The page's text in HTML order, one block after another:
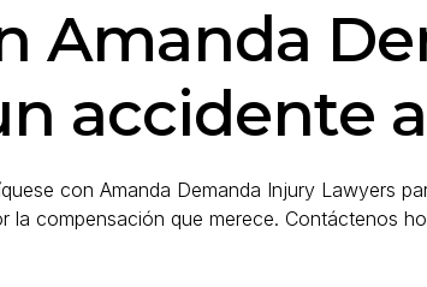
Amanda
accidente
con Amanda Demanda Injury Lawyers
compensación que merece. Contáctenos